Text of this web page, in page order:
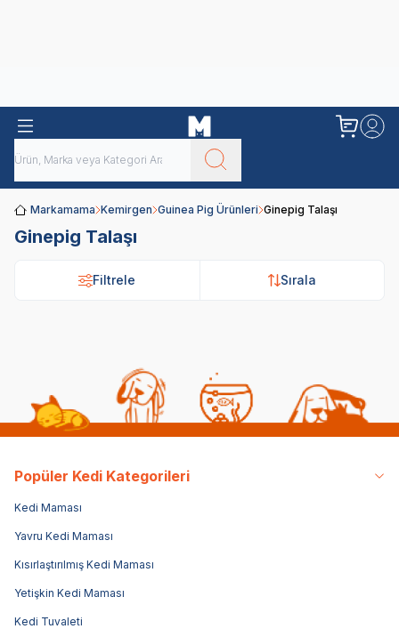
Markamama Kemirgen Guinea Pig Ürünleri Ginepig Talaşı
Ginepig Talaşı
Filtrele Sırala
Filtrele Sırala
Popüler Kedi Kategorileri
Kedi Maması
Yavru Kedi Maması
Kısırlaştırılmış Kedi Maması
Yetişkin Kedi Maması
Kedi Tuvaleti